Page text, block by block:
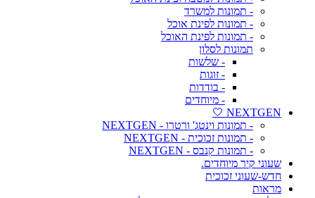
- תמונות למשרד
- תמונות לפינת אוכל
- תמונות לפינת האוכל
תמונות לסלון
- שלשות
- זוגות
- בודדות
- מיוחדים
NEXTGEN 🤍
- תמונות וינטג' ורטרו - NEXTGEN
- תמונות זכוכית - NEXTGEN
- תמונות קנבס - NEXTGEN
שעוני קיר מיוחדים.
חדש-שעוני זכוכית
מראות